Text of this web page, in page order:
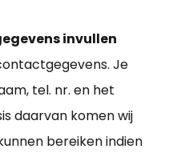
invullen
Je
tel. nr. en het
daarvan komen wij
bereiken indien